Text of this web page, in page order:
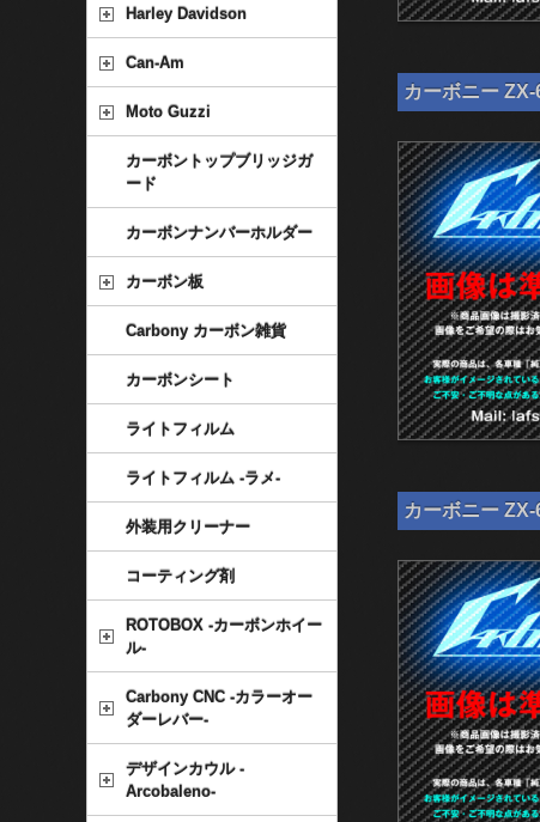
カーボニー
カーボニー
Harley Davidson
Can-Am
Moto Guzzi
カーボントップブリッジガ
ード
カーボンナンバーホルダー
カーボン板
Carbony カーボン雑貨
カーボンシート
ライトフィルム
ライトフィルム -ラメ-
外装用クリーナー
コーティング剤
ROTOBOX -カーボンホイー
ル-
Carbony CNC -カラーオー
ダーレバー-
デザインカウル -
Arcobaleno-